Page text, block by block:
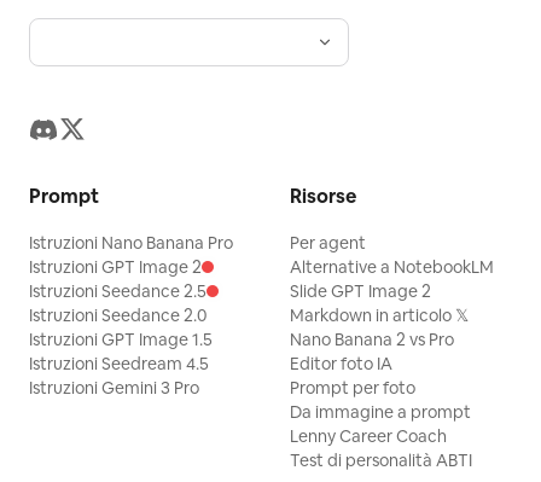
Prompt
Istruzioni Nano Banana Pro
Istruzioni GPT Image 2
Istruzioni Seedance 2.5
Istruzioni Seedance 2.0
Istruzioni GPT Image 1.5
Istruzioni Seedream 4.5
Istruzioni Gemini 3 Pro
Risorse
Per agent
Alternative a NotebookLM
Slide GPT Image 2
Markdown in articolo 𝕏
Nano Banana 2 vs Pro
Editor foto IA
Prompt per foto
Da immagine a prompt
Lenny Career Coach
Test di personalità ABTI